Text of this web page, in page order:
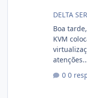
DELTA
Boa
KVM
atenções.
https://
xjx23zz5f Criamos uma breve explicação:
0